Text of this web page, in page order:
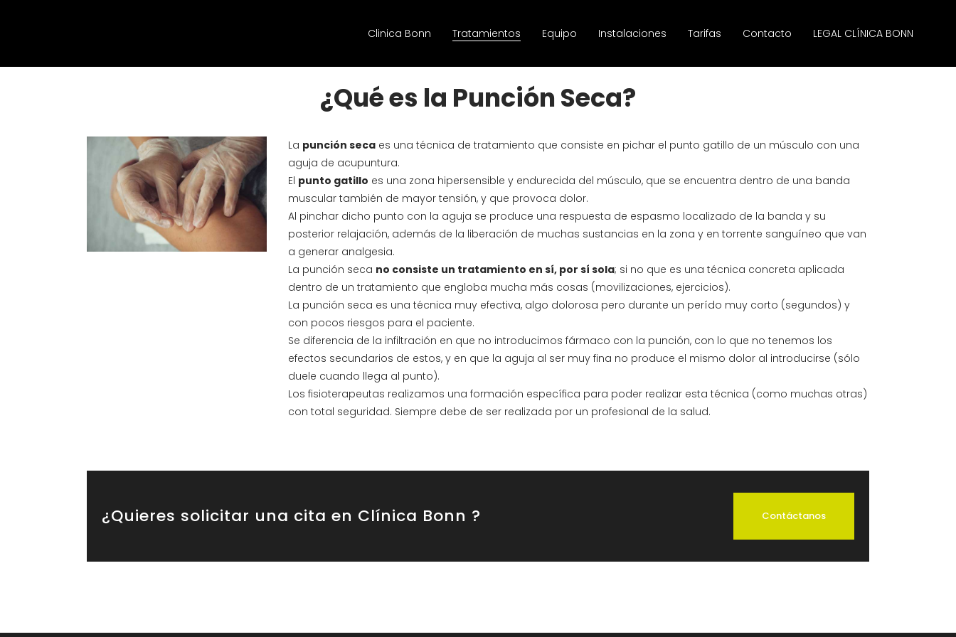
Clinica Bonn Tratamientos Equipo Instalaciones Tarifas Contacto LEGAL CLÍNICA BONN
¿Qué es la Punción Seca?
La punción secaes una técnica de tratamiento que consiste en pichar el punto gatillo de un músculo con una
aguja de acupuntura.
El punto gatillo es una zona hipersensible y endurecida del músculo, que se encuentra dentro de una banda
muscular también de mayor tensión, y que provoca dolor.
Al pinchar dicho punto con la aguja se produce una respuesta de espasmo localizado de la banda y su
posterior relajación, además de la liberación de muchas sustancias en la zona y en torrente sanguíneo que van
a generar analgesia.
La punción seca no consiste un tratamiento en sí, por sí sola; si no que es una técnica concreta aplicada
dentro de un tratamiento que engloba mucha más cosas (movilizaciones, ejercicios).
La punción seca es una técnica muy efectiva, algo dolorosa pero durante un perído muy corto (segundos) y
con pocos riesgos para el paciente.
Se diferencia de la infiltración en que no introducimos fármaco con la punción, con lo que no tenemos los
efectos secundarios de estos, y en que la aguja al ser muy fina no produce el mismo dolor al introducirse (sólo
duele cuando llega al punto).
Los fisioterapeutas realizamos una formación específica para poder realizar esta técnica (como muchas otras)
con total seguridad. Siempre debe de ser realizada por un profesional de la salud.
¿Quieres solicitar una cita en Clínica Bonn ? Contáctanos